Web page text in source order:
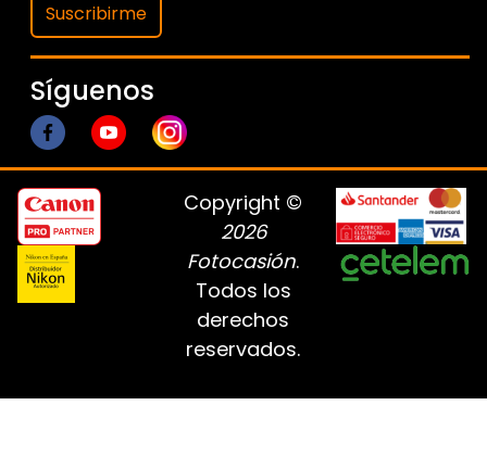
Suscribirme
Síguenos
Copyright ©
2026
Fotocasión.
Todos los
derechos
reservados.